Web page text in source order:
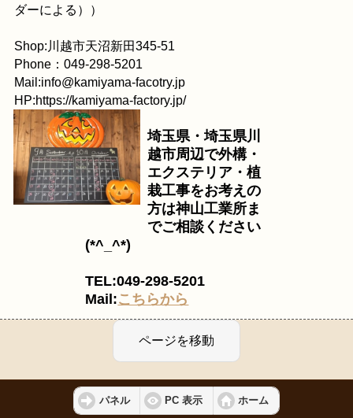
ダーによる））
Shop:川越市天沼新田345-51
Phone：049-298-5201
Mail:info@kamiyama-facotry.jp
HP:https://kamiyama-factory.jp/
埼玉県・埼玉県川
越市周辺で外構・
エクステリア・植
栽工事をお考えの
方は神山工業所ま
でご相談ください
(*^_^*)
TEL:049-298-5201
Mail:こちらから
パネル PC 表示 ホーム